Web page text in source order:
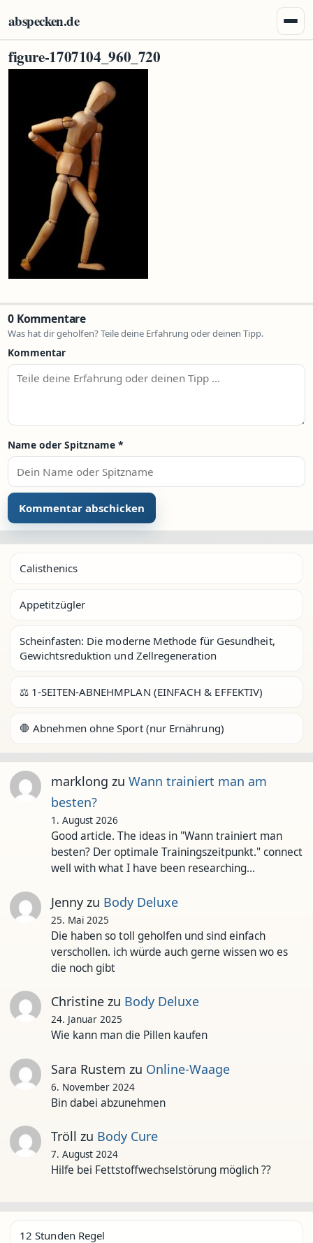
abspecken.de
figure-1707104_960_720
0 Kommentare
Was hat dir geholfen? Teile deine Erfahrung oder deinen Tipp.
Kommentar
Name oder Spitzname *
Calisthenics
Appetitzügler
Scheinfasten: Die moderne Methode für Gesundheit,
Gewichtsreduktion und Zellregeneration
⚖️ 1-SEITEN-ABNEHMPLAN (EINFACH & EFFEKTIV)
🛑 Abnehmen ohne Sport (nur Ernährung)
marklong zu Wann trainiert man am
besten?
1. August 2026
Good article. The ideas in "Wann trainiert man
besten? Der optimale Trainingszeitpunkt." connect
well with what I have been researching…
Jennyzu Body Deluxe
25. Mai 2025
Die haben so toll geholfen und sind einfach
verschollen. ich würde auch gerne wissen wo es
die noch gibt
Christinezu Body Deluxe
24. Januar 2025
Wie kann man die Pillen kaufen
Sara Rustem zu Online-Waage
6. November 2024
Bin dabei abzunehmen
Tröll zu Body Cure
7. August 2024
Hilfe bei Fettstoffwechselstörung möglich ??
12 Stunden Regel